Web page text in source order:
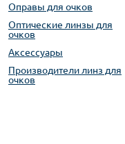
Оправы для очков
Оптические линзы для
очков
Аксессуары
Производители линз для
очков